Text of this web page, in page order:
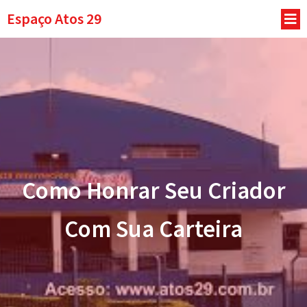
Espaço Atos 29
Como Honrar Seu Criador
Com Sua Carteira